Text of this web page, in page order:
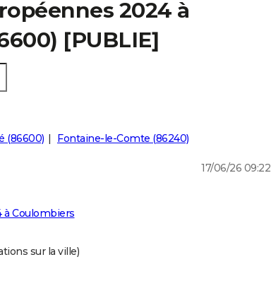
2024 à
[PUBLIE]
(86600) Fontaine-le-Comte (86240)
17/06/26 09:22
à Coulombiers
sur la ville)